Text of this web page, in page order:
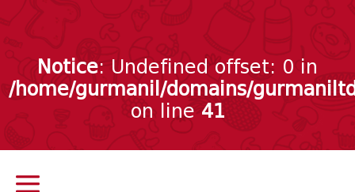
Notice: Undefined offset: 0 in
/home/gurmanil/domains/
on line 41